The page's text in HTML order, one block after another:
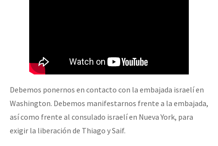
Debemos ponernos en contacto con la embajada israelí en
Washington. Debemos manifestarnos frente a la embajada,
así como frente al consulado israelí en Nueva York, para
exigir la liberación de Thiago y Saif.